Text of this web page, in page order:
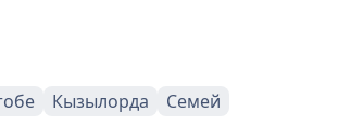
Кызылорда Семей